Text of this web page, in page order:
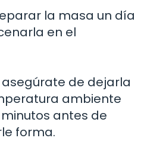
la masa un día
en el
de dejarla
ambiente
antes de
forma.